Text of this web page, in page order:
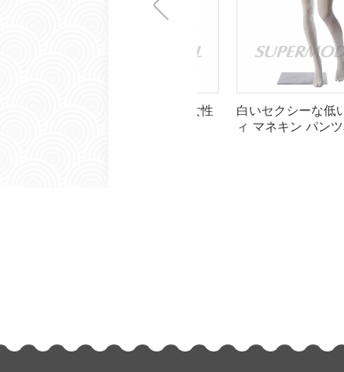
白いセクシーな低いボデ
ィ マネキン パンツ表示